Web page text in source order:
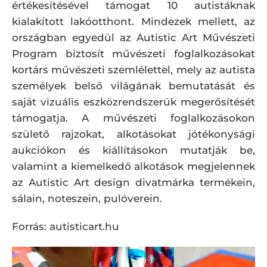
értékesítésével támogat 10 autistáknak
kialakított lakóotthont. Mindezek mellett, az
országban egyedül az Autistic Art Művészeti
Program biztosít művészeti foglalkozásokat
kortárs művészeti szemlélettel, mely az autista
személyek belső világának bemutatását és
saját vizuális eszközrendszerük megerősítését
támogatja. A művészeti foglalkozásokon
születő rajzokat, alkotásokat jótékonysági
aukciókon és kiállításokon mutatják be,
valamint a kiemelkedő alkotások megjelennek
az Autistic Art design divatmárka termékein,
sálain, noteszein, pulóverein.
Forrás: autisticart.hu